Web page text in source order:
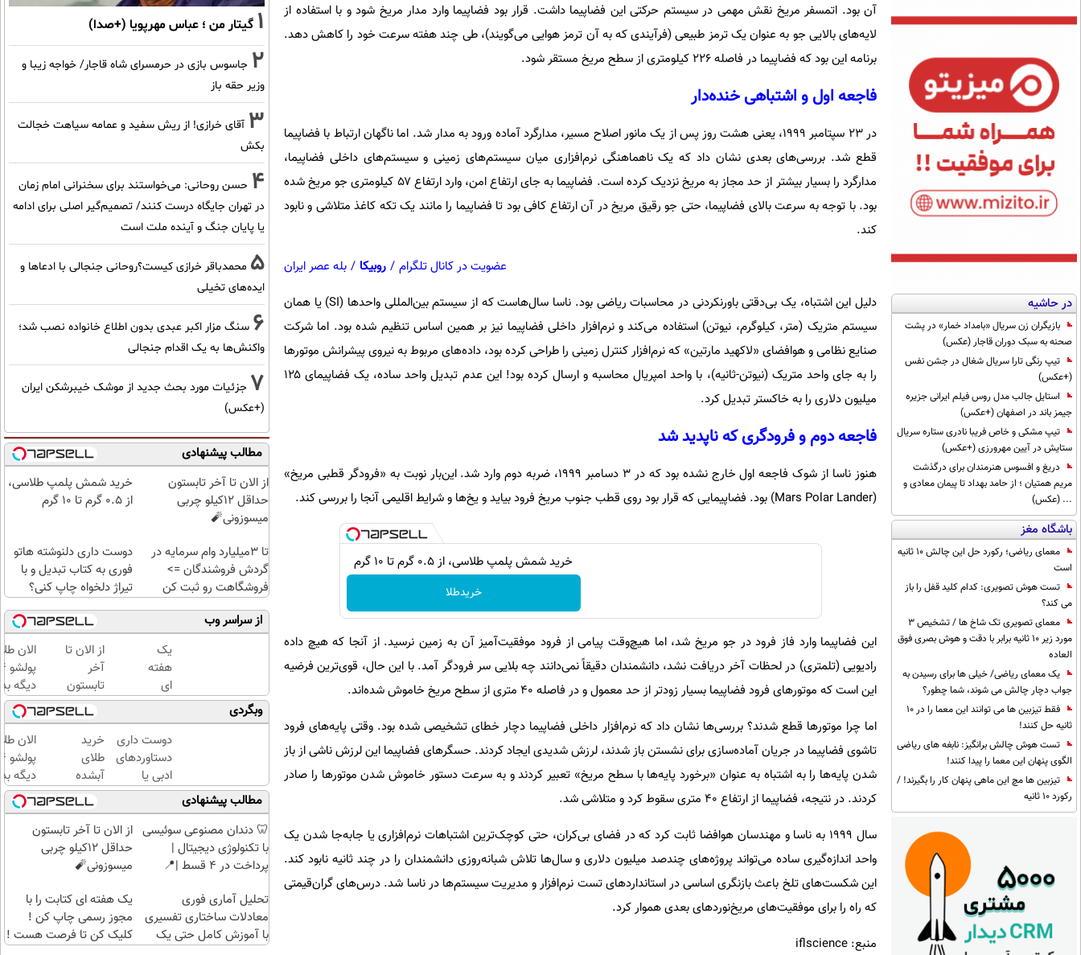
در حاشیه
بازیگران زن سریال «بامداد خمار» در پشت
صحنه به سبک دوران قاجار (عکس)
تیپ رنگی تارا سریال شغال در جشن نفس
(+عکس)
استایل جالب مدل روس فیلم ایرانی جزیره
جیمز باند در اصفهان (+عکس)
تیپ مشکی و خاص فریبا نادری ستاره سریال
ستایش در آیین مهرورزی (+عکس)
دریغ و افسوس هنرمندان برای درگذشت
مریم همتیان ؛ از حامد بهداد تا پیمان معادی و
... (عکس)
باشگاه مغز
معمای ریاضی؛ رکورد حل این چالش 10 ثانیه
است
تست هوش تصویری: کدام کلید قفل را باز
می کند؟
معمای تصویری تک شاخ ها / تشخیص 3
مورد زیر 10 ثانیه برابر با دقت و هوش بصری فوق
العاده
یک معمای ریاضی/ خیلی ها برای رسیدن به
جواب دچار چالش می شوند، شما چطور؟
فقط تیزبین ها می توانند این معما را در 10
ثانیه حل کنند!
تست هوش چالش برانگیز: نابغه های ریاضی
الگوی پنهان این معما را پیدا کنند!
تیزبین ها مچ این ماهی پنهان کار را بگیرند! /
رکورد 10 ثانیه
آن بود. اتمسفر مریخ نقش مهمی در سیستم حرکتی این فضاپیما داشت. قرار بود فضاپیما وارد مدار مریخ شود و با استفاده از
لایه‌های بالایی جو به عنوان یک ترمز طبیعی (فرآیندی که به آن ترمز هوایی می‌گویند)، طی چند هفته سرعت خود را کاهش دهد.
برنامه این بود که فضاپیما در فاصله ۲۲۶ کیلومتری از سطح مریخ مستقر شود.
فاجعه اول و اشتباهی خنده‌دار
در ۲۳ سپتامبر ۱۹۹۹، یعنی هشت روز پس از یک مانور اصلاح مسیر، مدارگرد آماده ورود به مدار شد. اما ناگهان ارتباط با فضاپیما
قطع شد. بررسی‌های بعدی نشان داد که یک ناهماهنگی نرم‌افزاری میان سیستم‌های زمینی و سیستم‌های داخلی فضاپیما،
مدارگرد را بسیار بیشتر از حد مجاز به مریخ نزدیک کرده است. فضاپیما به جای ارتفاع امن، وارد ارتفاع ۵۷ کیلومتری جو مریخ شده
بود. با توجه به سرعت بالای فضاپیما، حتی جو رقیق مریخ در آن ارتفاع کافی بود تا فضاپیما را مانند یک تکه کاغذ متلاشی و نابود
کند.
عضویت در کانال تلگرام / روبیکا / بله عصر ایران
دلیل این اشتباه، یک بی‌دقتی باورنکردنی در محاسبات ریاضی بود. ناسا سال‌هاست که از سیستم بین‌المللی واحدها (SI) یا همان
سیستم متریک (متر، کیلوگرم، نیوتن) استفاده می‌کند و نرم‌افزار داخلی فضاپیما نیز بر همین اساس تنظیم شده بود. اما شرکت
صنایع نظامی و هوافضای «لاکهید مارتین» که نرم‌افزار کنترل زمینی را طراحی کرده بود، داده‌های مربوط به نیروی پیشرانش موتورها
را به جای واحد متریک (نیوتن-ثانیه)، با واحد امپریال محاسبه و ارسال کرده بود! این عدم تبدیل واحد ساده، یک فضاپیمای ۱۲۵
میلیون دلاری را به خاکستر تبدیل کرد.
فاجعه دوم و فرودگری که ناپدید شد
هنوز ناسا از شوک فاجعه اول خارج نشده بود که در ۳ دسامبر ۱۹۹۹، ضربه دوم وارد شد. این‌بار نوبت به «فرودگر قطبی مریخ»
(Mars Polar Lander) بود. فضاپیمایی که قرار بود روی قطب جنوب مریخ فرود بیاید و یخ‌ها و شرایط اقلیمی آنجا را بررسی کند.
خرید شمش پلمپ طلاسی، از ۰.۵ گرم تا ۱۰ گرم
خریدطلا
این فضاپیما وارد فاز فرود در جو مریخ شد، اما هیچ‌وقت پیامی از فرود موفقیت‌آمیز آن به زمین نرسید. از آنجا که هیچ داده
رادیویی (تلمتری) در لحظات آخر دریافت نشد، دانشمندان دقیقاً نمی‌دانند چه بلایی سر فرودگر آمد. با این حال، قوی‌ترین فرضیه
این است که موتورهای فرود فضاپیما بسیار زودتر از حد معمول و در فاصله ۴۰ متری از سطح مریخ خاموش شده‌اند.
اما چرا موتورها قطع شدند؟ بررسی‌ها نشان داد که نرم‌افزار داخلی فضاپیما دچار خطای تشخیصی شده بود. وقتی پایه‌های فرود
تاشوی فضاپیما در جریان آماده‌سازی برای نشستن باز شدند، لرزش شدیدی ایجاد کردند. حسگرهای فضاپیما این لرزش ناشی از باز
شدن پایه‌ها را به اشتباه به عنوان «برخورد پایه‌ها با سطح مریخ» تعبیر کردند و به سرعت دستور خاموش شدن موتورها را صادر
کردند. در نتیجه، فضاپیما از ارتفاع ۴۰ متری سقوط کرد و متلاشی شد.
سال ۱۹۹۹ به ناسا و مهندسان هوافضا ثابت کرد که در فضای بی‌کران، حتی کوچک‌ترین اشتباهات نرم‌افزاری یا جابه‌جا شدن یک
واحد اندازه‌گیری ساده می‌تواند پروژه‌های چندصد میلیون دلاری و سال‌ها تلاش شبانه‌روزی دانشمندان را در چند ثانیه نابود کند.
این شکست‌های تلخ باعث بازنگری اساسی در استانداردهای تست نرم‌افزار و مدیریت سیستم‌ها در ناسا شد. درس‌های گران‌قیمتی
که راه را برای موفقیت‌های مریخ‌نوردهای بعدی هموار کرد.
منبع: iflscience
1 گیتار من ؛ عباس مهرپویا (+صدا)
2 جاسوس بازی در حرمسرای شاه قاجار/ خواجه زیبا و
وزیر حقه باز
3 آقای خرازی! از ریش سفید و عمامه سیاهت خجالت
بکش
4 حسن روحانی: می‌خواستند برای سخنرانی امام زمان
در تهران جایگاه درست کنند/ تصمیم‌گیر اصلی برای ادامه
یا پایان جنگ و آینده ملت است
5 محمدباقر خرازی کیست؟روحانی جنجالی با ادعاها و
ایده‌های تخیلی
6 سنگ مزار اکبر عبدی بدون اطلاع خانواده نصب شد؛
واکنش‌ها به یک اقدام جنجالی
7 جزئیات مورد بحث جدید از موشک خیبرشکن ایران
(+عکس)
مطالب پیشنهادی
از الان تا آخر تابستون
حداقل 12کیلو چربی
میسوزونی🧨
خرید شمش پلمپ طلاسی،
از ۰.۵ گرم تا ۱۰ گرم
تا 3میلیارد وام سرمایه در
گردش فروشندگان =>
فروشگاهت رو ثبت کن
دوست داری دلنوشته هاتو
فوری به کتاب تبدیل و با
تیراژ دلخواه چاپ کنی؟
از سراسر وب
یک
هفته
ای
کتابت
را با
مجوز
رسمی
چاپ
کن !
کلیک
کن تا
هست
از الان تا
آخر
تابستون
حداقل
12کیلو
چربی
میسوزونی
🧨
الان
دیگه
طلا با
بی‌بهره
وبگردی
دوست داری
دستاوردهای
ادبی یا
علمی خود را
فوری به
کتاب تبدیل
خرید
طلای
آبشده
حتی با
۱۰۰هزارتومان
الان
دیگه
طلا با
بی‌بهره
مطالب پیشنهادی
🦷 دندان مصنوعی سوئیسی
با تکنولوژی دیجیتال |
پرداخت در 4 قسط |📍
از الان تا آخر تابستون
حداقل 12کیلو چربی
میسوزونی🧨
تحلیل آماری فوری
معادلات ساختاری تفسیری
با آموزش کامل حتی یک
یک هفته ای کتابت را با
مجوز رسمی چاپ کن !
کلیک کن تا فرصت هست !